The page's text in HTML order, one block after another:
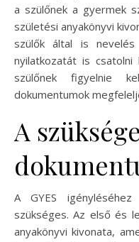
a szülőnek a gyermek
születési anyakönyvi
szülők által is
nyilatkozatát is csatolni
szülőnek figyelnie
dokumentumok
A
A GYES
szükséges. Az első és
anyakönyvi kivonata,